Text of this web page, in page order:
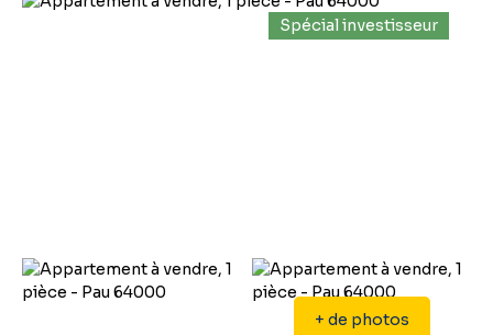
Spécial investisseur
+ de photos